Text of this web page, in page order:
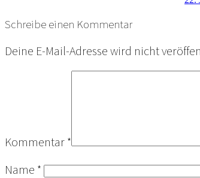
Schreibe einen Kommentar
Deine E-Mail-Adresse wird nicht
Kommentar*
Name *